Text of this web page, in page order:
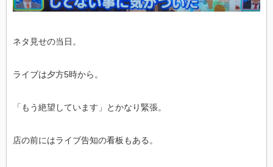
ネタ見せの当日。
ライブは夕方5時から。
「もう絶望しています」とかなり緊張。
店の前にはライブ告知の看板もある。